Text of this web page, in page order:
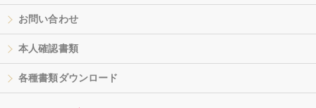
お問い合わせ
本人確認書類
各種書類ダウンロード